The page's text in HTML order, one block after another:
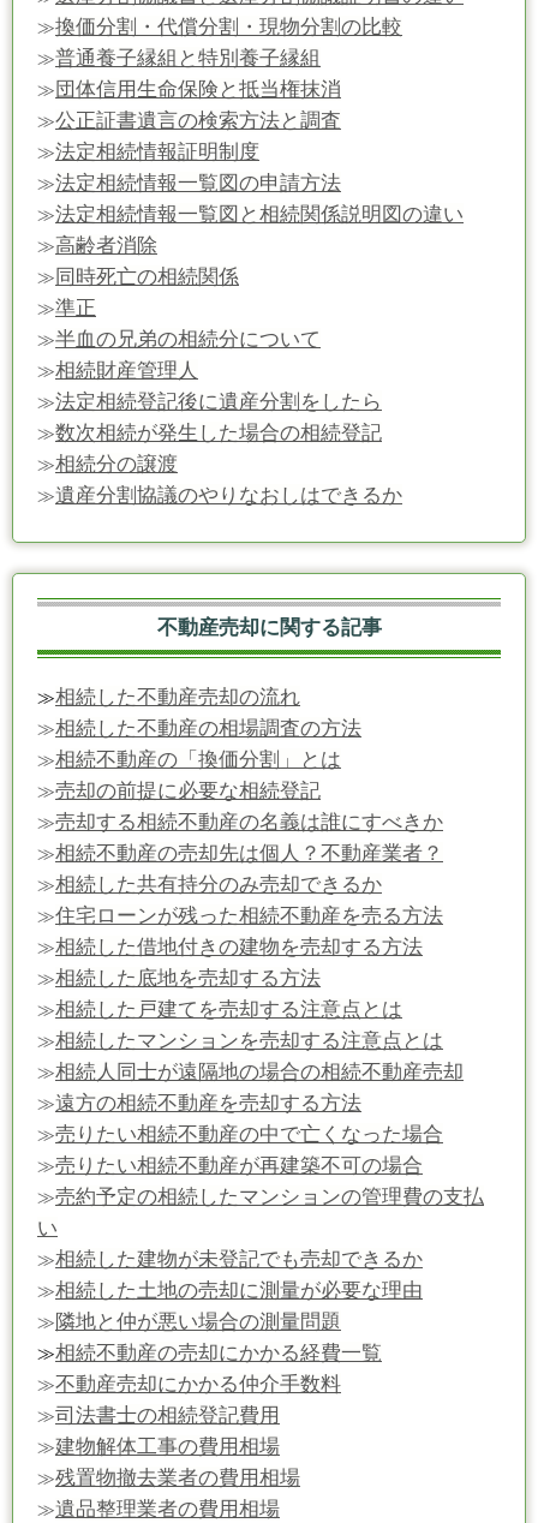
≫換価分割・代償分割・現物分割の比較
≫普通養子縁組と特別養子縁組
≫団体信用生命保険と抵当権抹消
≫公正証書遺言の検索方法と調査
≫法定相続情報証明制度
≫法定相続情報一覧図の申請方法
≫法定相続情報一覧図と相続関係説明図の違い
≫高齢者消除
≫同時死亡の相続関係
≫準正
≫半血の兄弟の相続分について
≫相続財産管理人
≫法定相続登記後に遺産分割をしたら
≫数次相続が発生した場合の相続登記
≫相続分の譲渡
≫遺産分割協議のやりなおしはできるか
不動産売却に関する記事
≫相続した不動産売却の流れ
≫相続した不動産の相場調査の方法
≫相続不動産の「換価分割」とは
≫売却の前提に必要な相続登記
≫売却する相続不動産の名義は誰にすべきか
≫相続不動産の売却先は個人？不動産業者？
≫相続した共有持分のみ売却できるか
≫住宅ローンが残った相続不動産を売る方法
≫相続した借地付きの建物を売却する方法
≫相続した底地を売却する方法
≫相続した戸建てを売却する注意点とは
≫相続したマンションを売却する注意点とは
≫相続人同士が遠隔地の場合の相続不動産売却
≫遠方の相続不動産を売却する方法
≫売りたい相続不動産の中で亡くなった場合
≫売りたい相続不動産が再建築不可の場合
≫売約予定の相続したマンションの管理費の支払
い
≫相続した建物が未登記でも売却できるか
≫相続した土地の売却に測量が必要な理由
≫隣地と仲が悪い場合の測量問題
≫相続不動産の売却にかかる経費一覧
≫不動産売却にかかる仲介手数料
≫司法書士の相続登記費用
≫建物解体工事の費用相場
≫残置物撤去業者の費用相場
≫遺品整理業者の費用相場